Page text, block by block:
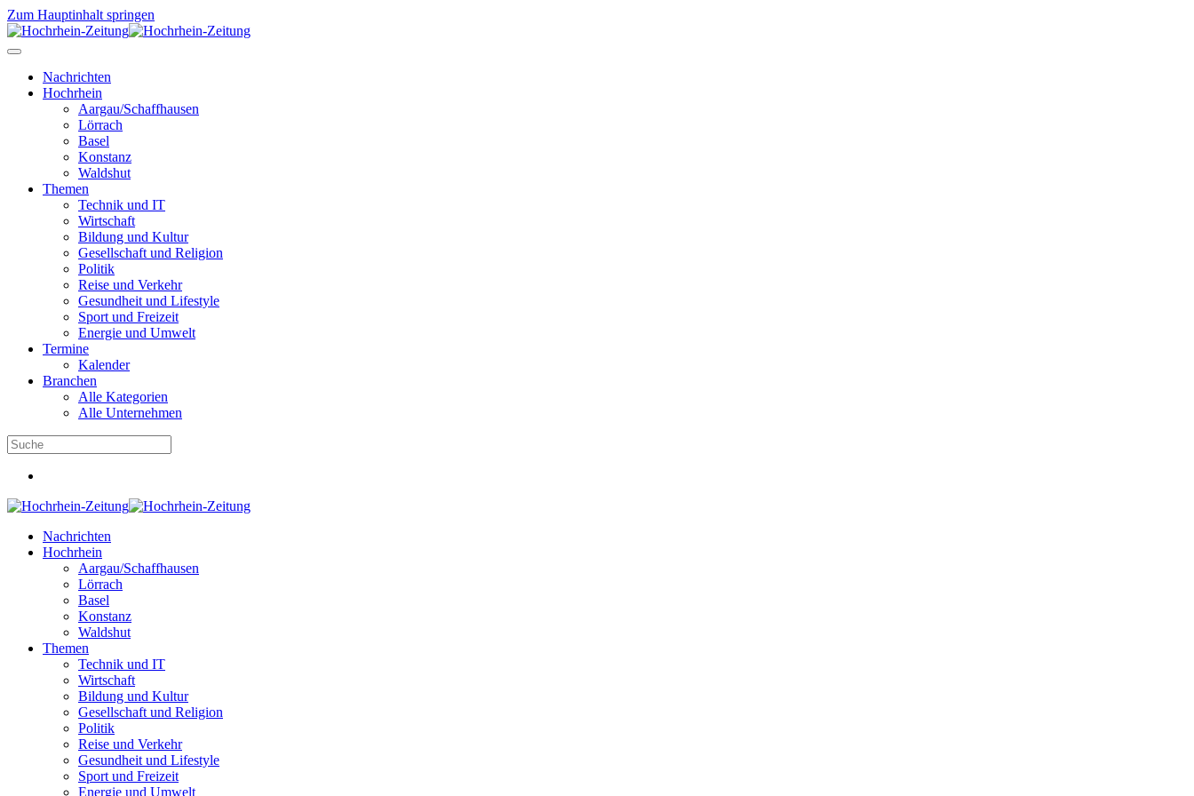
Zum Hauptinhalt springen
Nachrichten
Hochrhein
Aargau/Schaffhausen
Lörrach
Basel
Konstanz
Waldshut
Themen
Technik und IT
Wirtschaft
Bildung und Kultur
Gesellschaft und Religion
Politik
Reise und Verkehr
Gesundheit und Lifestyle
Sport und Freizeit
Energie und Umwelt
Termine
Kalender
Branchen
Alle Kategorien
Alle Unternehmen
Nachrichten
Hochrhein
Aargau/Schaffhausen
Lörrach
Basel
Konstanz
Waldshut
Themen
Technik und IT
Wirtschaft
Bildung und Kultur
Gesellschaft und Religion
Politik
Reise und Verkehr
Gesundheit und Lifestyle
Sport und Freizeit
Energie und Umwelt